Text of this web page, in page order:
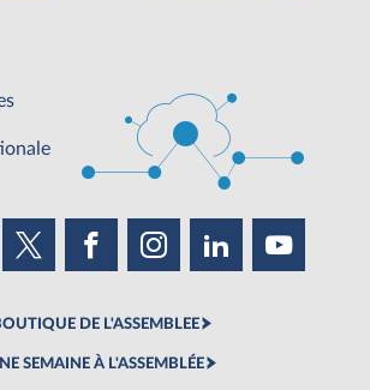
DE L'ASSEMBLEE
SEMAINE À L'ASSEMBLÉE